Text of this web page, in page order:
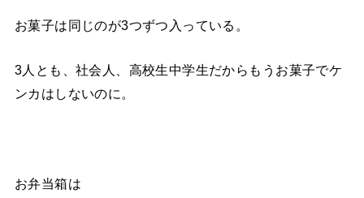
お菓子は同じのが3つずつ入っている。
3人とも、社会人、高校生中学生だからもうお菓子でケ
ンカはしないのに。
お弁当箱は